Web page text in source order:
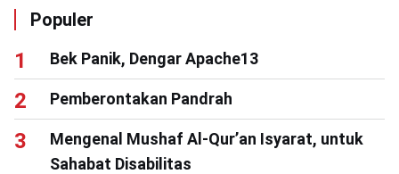
Populer
Bek Panik, Dengar Apache13
Pemberontakan Pandrah
Mengenal Mushaf Al-Qur’an Isyarat, untuk
Sahabat Disabilitas